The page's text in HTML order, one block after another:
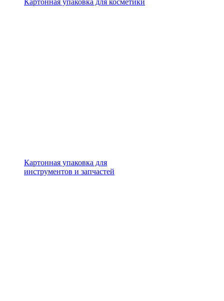
Картонная упаковка для
инструментов и запчастей